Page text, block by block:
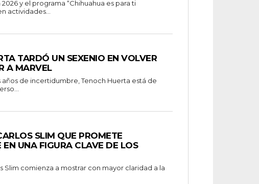
actividades...
TARDÓ UN SEXENIO EN VOLVER
A MARVEL
años de incertidumbre, Tenoch Huerta está de
SLIM QUE PROMETE
EN UNA FIGURA CLAVE DE LOS
Slim comienza a mostrar con mayor claridad a la